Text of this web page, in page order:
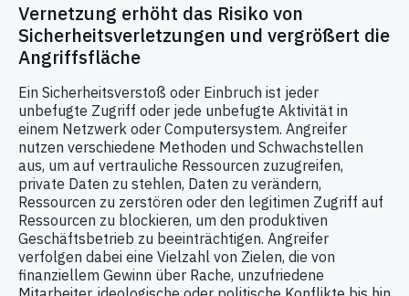
Vernetzung erhöht das Risiko von
Sicherheitsverletzungen und vergrößert die
Angriffsfläche
Ein Sicherheitsverstoß oder Einbruch ist jeder
unbefugte Zugriff oder jede unbefugte Aktivität in
einem Netzwerk oder Computersystem. Angreifer
nutzen verschiedene Methoden und Schwachstellen
aus, um auf vertrauliche Ressourcen zuzugreifen,
private Daten zu stehlen, Daten zu verändern,
Ressourcen zu zerstören oder den legitimen Zugriff auf
Ressourcen zu blockieren, um den produktiven
Geschäftsbetrieb zu beeinträchtigen. Angreifer
verfolgen dabei eine Vielzahl von Zielen, die von
finanziellem Gewinn über Rache, unzufriedene